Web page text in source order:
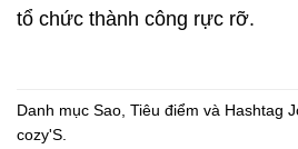
tổ chức thành công rực rỡ.
Danh mục Sao Tiêu điểm và Hashtag
cozy'S